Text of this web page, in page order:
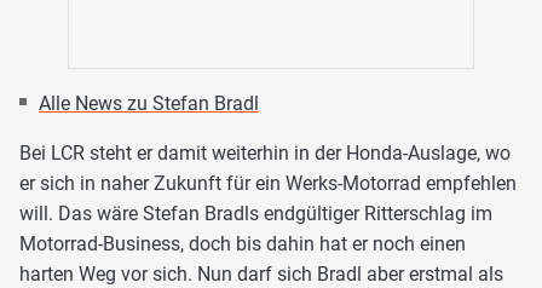
Alle News zu Stefan Bradl
Bei LCR steht er damit weiterhin in der Honda-Auslage, wo
er sich in naher Zukunft für ein Werks-Motorrad empfehlen
will. Das wäre Stefan Bradls endgültiger Ritterschlag im
Motorrad-Business, doch bis dahin hat er noch einen
harten Weg vor sich. Nun darf sich Bradl aber erstmal als